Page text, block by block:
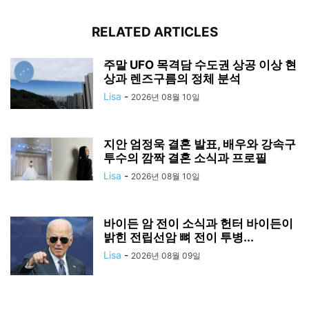
RELATED ARTICLES
주말 UFO 목격담 수도권 상공 이상 현
상과 렌즈구름의 정체 분석
Lisa - 2026년 08월 10일
지안 엄정욱 결혼 발표, 배우와 강속구
투수의 깜짝 결혼 소식과 프로필
Lisa - 2026년 08월 10일
바이든 암 전이 소식과 헌터 바이든이
밝힌 전립선암 뼈 전이 투병...
Lisa - 2026년 08월 09일